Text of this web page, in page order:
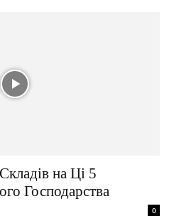
на Ці 5
Господарства
0